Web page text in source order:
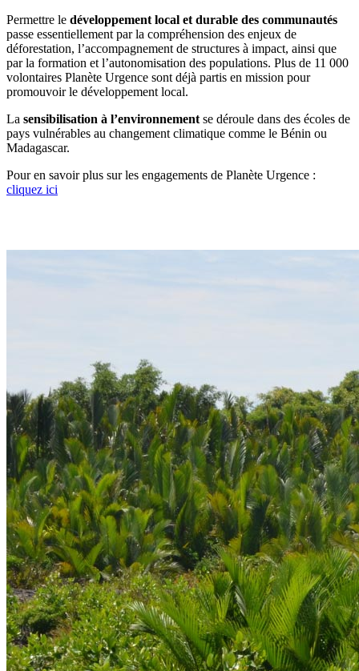
Permettre le développement local et durable des communautés
passe essentiellement par la compréhension des enjeux de
déforestation, l’accompagnement de structures à impact, ainsi que
par la formation et l’autonomisation des populations. Plus de 11 000
volontaires Planète Urgence sont déjà partis en mission pour
promouvoir le développement local.
La sensibilisation à l’environnement se déroule dans des écoles de
pays vulnérables au changement climatique comme le Bénin ou
Madagascar.
Pour en savoir plus sur les engagements de Planète Urgence :
cliquez ici